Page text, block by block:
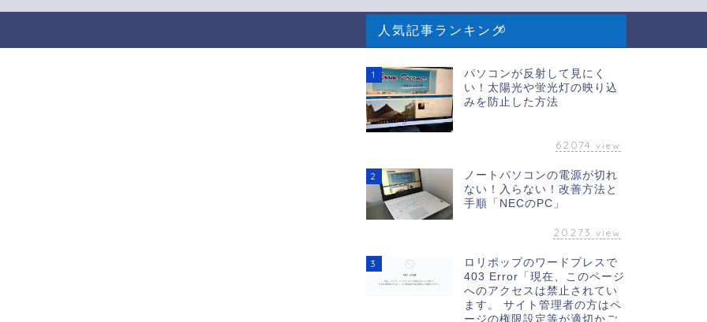
人気記事ランキング
1
パソコンが反射して見にく
い！太陽光や蛍光灯の映り込
みを防止した方法
62074 view
2
ノートパソコンの電源が切れ
ない！入らない！改善方法と
手順「NECのPC」
20273 view
3
ロリポップのワードプレスで
403 Error「現在、このページ
へのアクセスは禁止されてい
ます。 サイト管理者の方はペ
ージの権限設定等が適切かご